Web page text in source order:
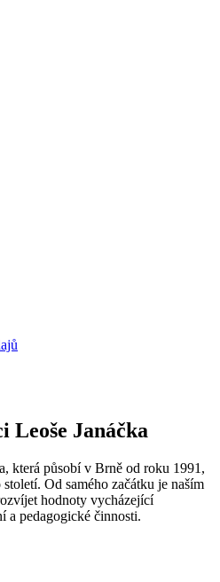
Leoše Janáčka
která působí v Brně od roku 1991,
Od samého začátku je naším
hodnoty vycházející
a pedagogické činnosti.